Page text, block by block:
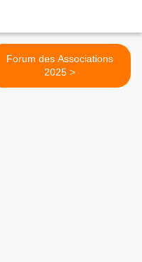
Forum des Associations
2025 >